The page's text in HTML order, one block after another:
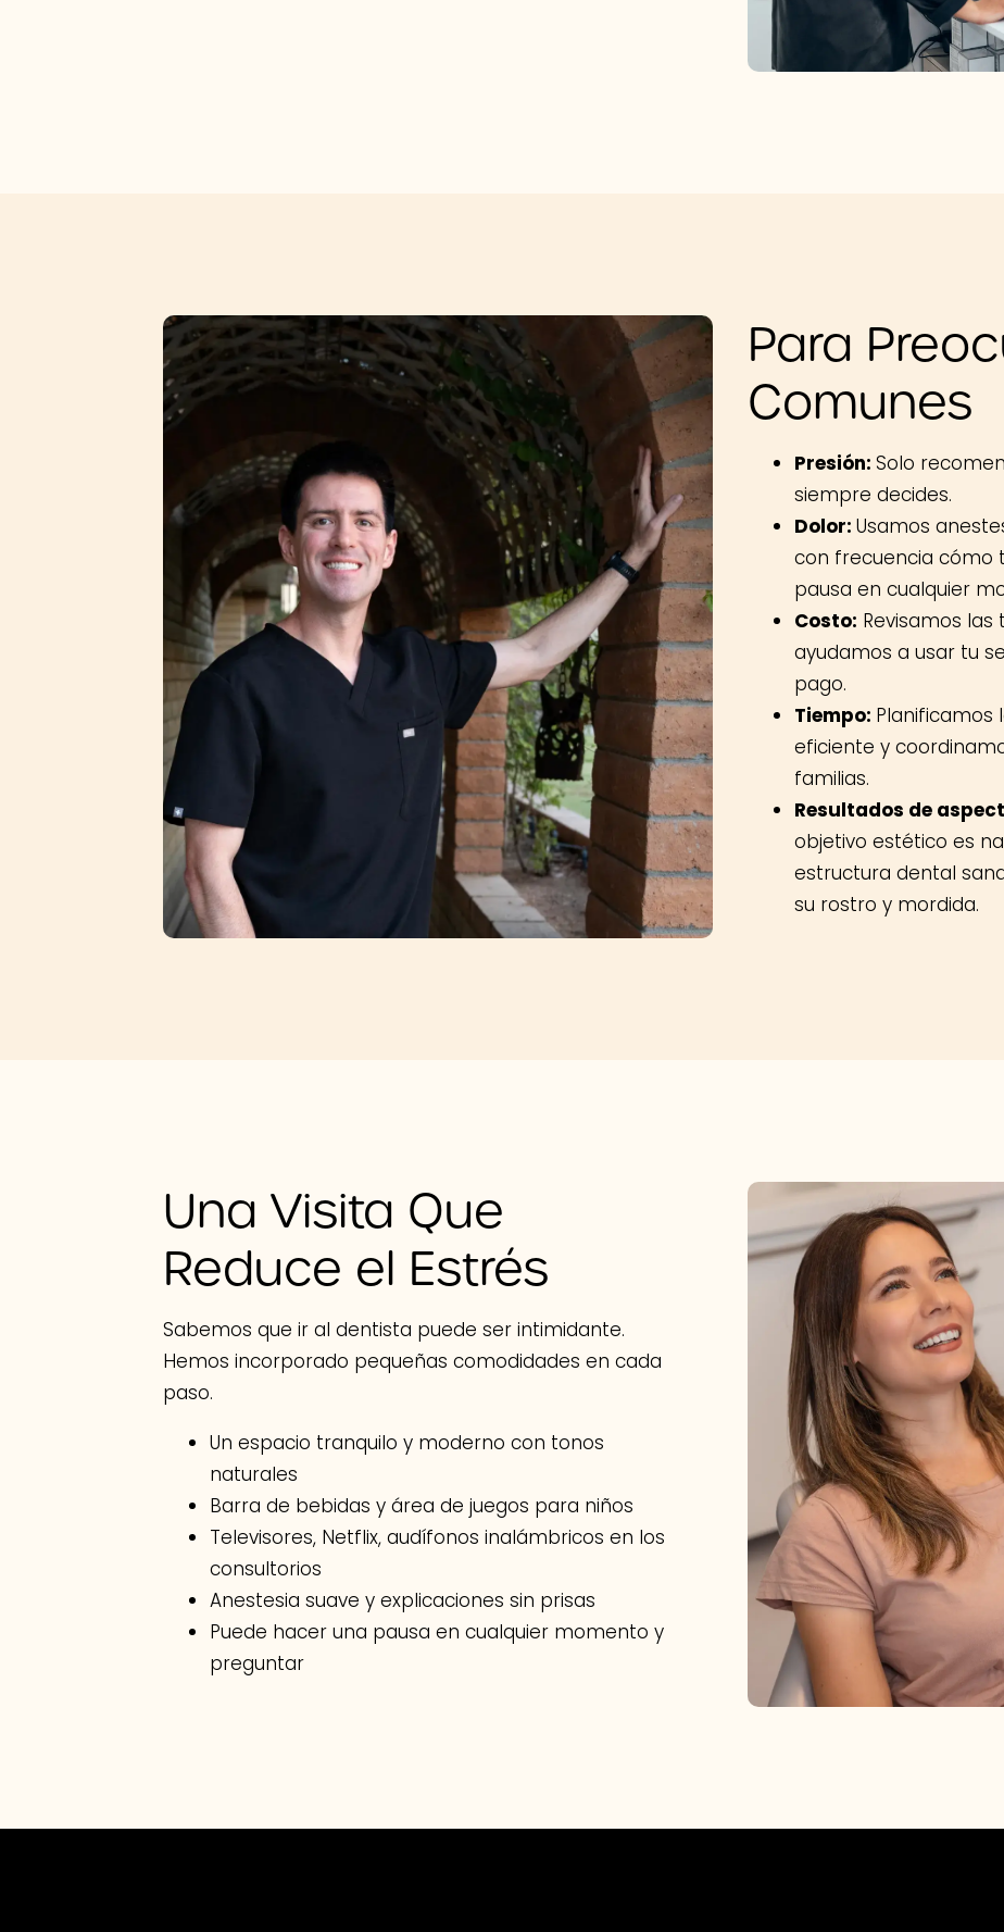
Para
Comunes
Presión: Solo
siempre decides.
Dolor: Usamos
con frecuencia cómo
pausa en cualquier
Costo: Revisamos
ayudamos a usar tu
pago.
Tiempo: Planificamos
eficiente y
familias.
Resultados de
objetivo estético es
estructura dental
su rostro y mordida.
Una Visita Que
Reduce el Estrés
Sabemos que ir al dentista puede ser intimidante.
Hemos incorporado pequeñas comodidades en cada
paso.
Un espacio tranquilo y moderno con tonos
naturales
Barra de bebidas y área de juegos para niños
Televisores, Netflix, audífonos inalámbricos en los
consultorios
Anestesia suave y explicaciones sin prisas
Puede hacer una pausa en cualquier momento y
preguntar